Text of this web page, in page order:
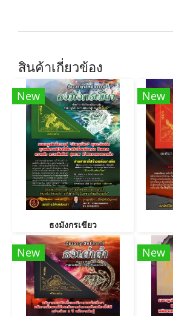
สินค้าเกี่ยวข้อง
New
ธงมังกรเขียว
New
New New